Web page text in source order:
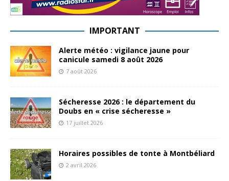
IMPORTANT
Alerte météo : vigilance jaune pour
canicule samedi 8 août 2026
7 août 2026
Sécheresse 2026 : le département du
Doubs en « crise sécheresse »
17 juillet 2026
Horaires possibles de tonte à Montbéliard
2 avril 2026